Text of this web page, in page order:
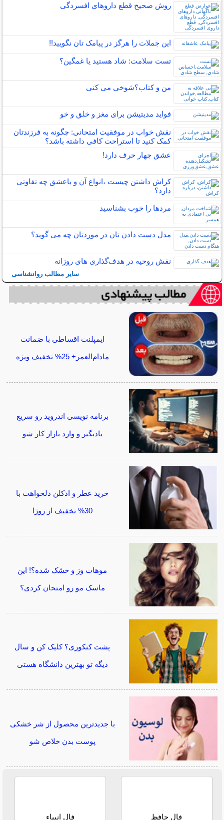
روش صحیح قطع داروهای افسردگی
این جملات را هرگز در پیامک تان نگویید!!
تست سلامت: شاد هستيد يا غمگين؟
من و کتاب؟شوخی می کنی
فواید مدیتیشن برای مغز و خلق و خو
نقش خواب در موفقیت امتحانی: چگونه به فرزندتان
کمک کنید تا استراحت کافی داشته باشد؟
عشق چهار حرف دارد!
کراش داشتن چیست ،انواع آن و باعشق چه تفاوتی
دارد؟
مردها را خوب بشناسید
مدل دست دادن تان در موردتان چه می گوید؟
نقش روحیه در هدف‌گذاری‌ های روزانه
سایر مطالب روانشناسی
ایمپلنت اقساطی با ضمانت
مادام‌العمر+ 25% تخفیف ویژه
برنامه نویسی اندروید رو سریع
یادبگیر و وارد بازار کار شو
خرید عطر و ادکلن دلخواهت با
30% تخفیف از روژا
موهات وز و خشک شده؟! این
ماسک مو رو امتحان کردی؟
پشت کنکوری؟ کلیک کن و سال
دیگه تو بهترین دانشگاه هستی
با جدیدترین محصول از شر خشکی
پوست بدن خلاص شو
فال حافظ فال انبیاء